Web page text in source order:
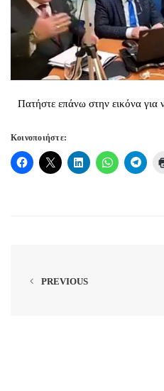
Πατήστε επάνω στην εικόνα για
Κοινοποιήστε:
PREVIOUS